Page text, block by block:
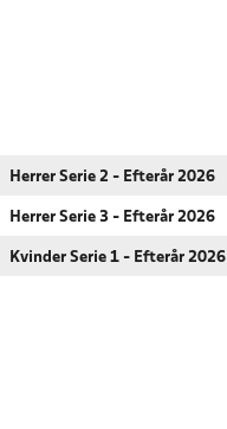
Herrer Serie 2 - Efterår 2026
Herrer Serie 3 - Efterår 2026
Kvinder Serie 1 - Efterår 2026